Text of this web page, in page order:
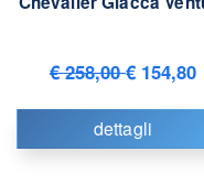
€ 258,00€ 154,80
dettagli